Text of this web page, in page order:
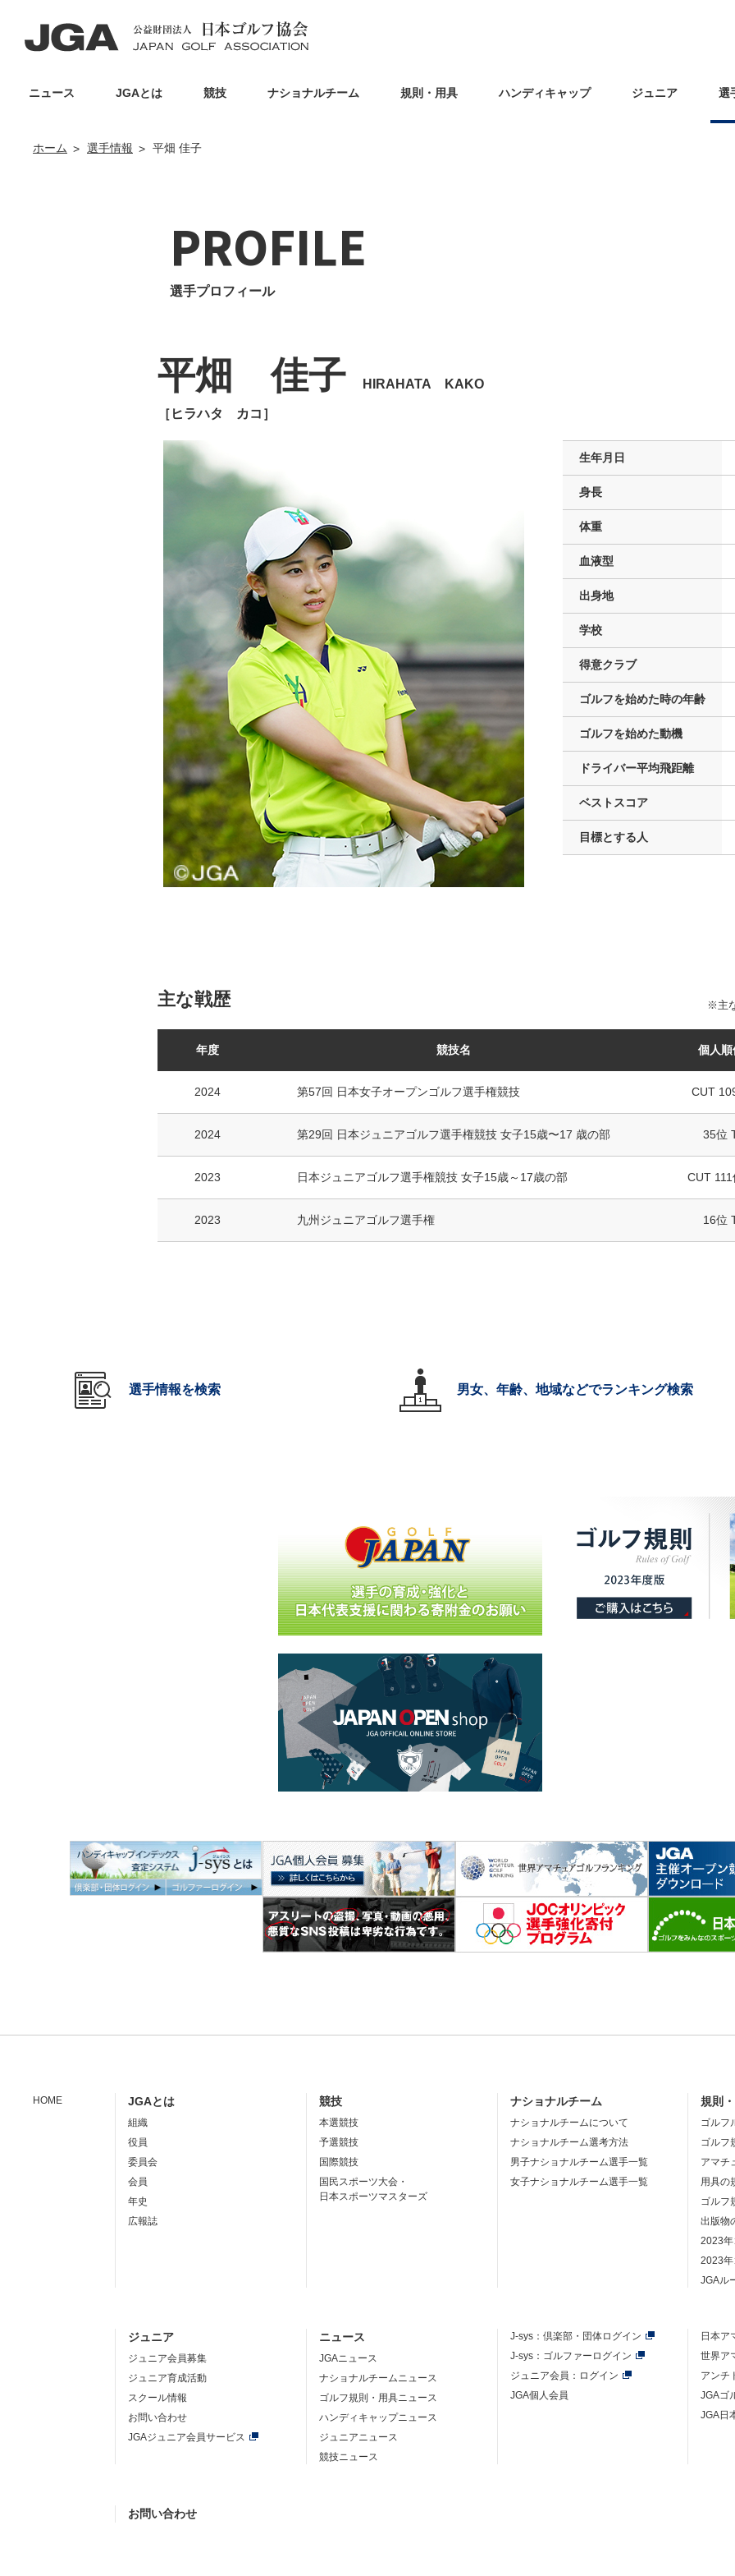
ニュース JGAとは 競技 ナショナルチーム 規則・用具 ハンディキャップ ジュニア 選
ホーム 選手情報 平畑 佳子
PROFILE
選手プロフィール
平畑 佳子 HIRAHATA KAKO
［ヒラハタ カコ］
生年月日
身長
体重
血液型
出身地
学校
得意クラブ
ゴルフを始めた時の年齢
ゴルフを始めた動機
ドライバー平均飛距離
ベストスコア
目標とする人
主な戦歴 ※主
年度 競技名 個人順
2024 第57回 日本女子オープンゴルフ選手権競技 CUT
2024 第29回 日本ジュニアゴルフ選手権競技 女子15歳〜17 歳の部 35位
2023 日本ジュニアゴルフ選手権競技 女子15歳～17歳の部 CUT
2023 九州ジュニアゴルフ選手権 16位
選手情報を検索 男女、年齢、地域などでランキング検索
HOME JGAとは
組織
役員
委員会
会員
年史
広報誌
競技
本選競技
予選競技
国際競技
国民スポーツ大会・
日本スポーツマスターズ
ナショナルチーム
ナショナルチームについて
ナショナルチーム選考方法
男子ナショナルチーム選手一覧
女子ナショナルチーム選手一覧
規則
ゴルフ
ゴルフ
アマチ
用具の
ゴルフ
出版物
2023年
2023
JGAル
ジュニア
ジュニア会員募集
ジュニア育成活動
スクール情報
お問い合わせ
JGAジュニア会員サービス
ニュース
JGAニュース
ナショナルチームニュース
ゴルフ規則・用具ニュース
ハンディキャップニュース
ジュニアニュース
競技ニュース
J-sys： 倶楽部・団体ログイン
J-sys：ゴルファーログイン
ジュニア会員：ログイン
JGA個人会員
日本ア
世界ア
アンチ
JGAゴ
JGA日
お問い合わせ